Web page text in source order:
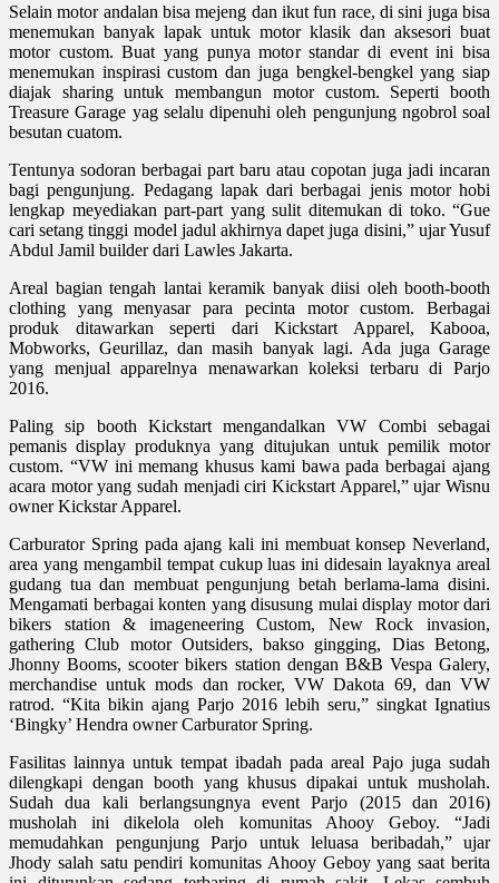
Selain motor andalan bisa mejeng dan ikut fun race, di sini juga bisa
menemukan banyak lapak untuk motor klasik dan aksesori buat
motor custom. Buat yang punya motor standar di event ini bisa
menemukan inspirasi custom dan juga bengkel-bengkel yang siap
diajak sharing untuk membangun motor custom. Seperti booth
Treasure Garage yag selalu dipenuhi oleh pengunjung ngobrol soal
besutan cuatom.
Tentunya sodoran berbagai part baru atau copotan juga jadi incaran
bagi pengunjung. Pedagang lapak dari berbagai jenis motor hobi
lengkap meyediakan part-part yang sulit ditemukan di toko. “Gue
cari setang tinggi model jadul akhirnya dapet juga disini,” ujar Yusuf
Abdul Jamil builder dari Lawles Jakarta.
Areal bagian tengah lantai keramik banyak diisi oleh booth-booth
clothing yang menyasar para pecinta motor custom. Berbagai
produk ditawarkan seperti dari Kickstart Apparel, Kabooa,
Mobworks, Geurillaz, dan masih banyak lagi. Ada juga Garage
yang menjual apparelnya menawarkan koleksi terbaru di Parjo
2016.
Paling sip booth Kickstart mengandalkan VW Combi sebagai
pemanis display produknya yang ditujukan untuk pemilik motor
custom. “VW ini memang khusus kami bawa pada berbagai ajang
acara motor yang sudah menjadi ciri Kickstart Apparel,” ujar Wisnu
owner Kickstar Apparel.
Carburator Spring pada ajang kali ini membuat konsep Neverland,
area yang mengambil tempat cukup luas ini didesain layaknya areal
gudang tua dan membuat pengunjung betah berlama-lama disini.
Mengamati berbagai konten yang disusung mulai display motor dari
bikers station & imageneering Custom, New Rock invasion,
gathering Club motor Outsiders, bakso gingging, Dias Betong,
Jhonny Booms, scooter bikers station dengan B&B Vespa Galery,
merchandise untuk mods dan rocker, VW Dakota 69, dan VW
ratrod. “Kita bikin ajang Parjo 2016 lebih seru,” singkat Ignatius
‘Bingky’ Hendra owner Carburator Spring.
Fasilitas lainnya untuk tempat ibadah pada areal Pajo juga sudah
dilengkapi dengan booth yang khusus dipakai untuk musholah.
Sudah dua kali berlangsungnya event Parjo (2015 dan 2016)
musholah ini dikelola oleh komunitas Ahooy Geboy. “Jadi
memudahkan pengunjung Parjo untuk leluasa beribadah,” ujar
Jhody salah satu pendiri komunitas Ahooy Geboy yang saat berita